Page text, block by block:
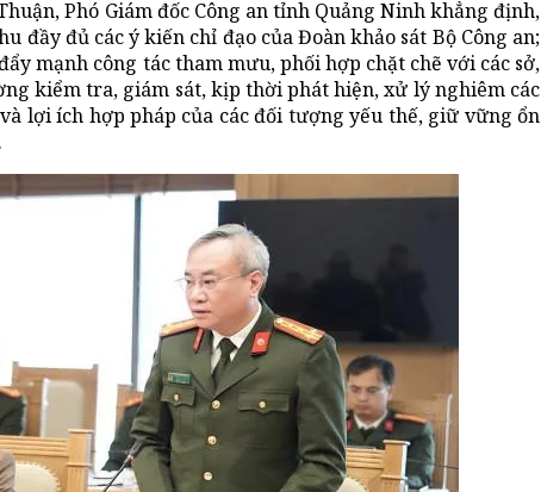
Phó Giám đốc Công an tỉnh Quảng Ninh khẳng định,
đầy đủ các ý kiến chỉ đạo của Đoàn khảo sát Bộ Công an;
mạnh công tác tham mưu, phối hợp chặt chẽ với các sở,
kiểm tra, giám sát, kịp thời phát hiện, xử lý nghiêm các
lợi ích hợp pháp của các đối tượng yếu thế, giữ vững ổn